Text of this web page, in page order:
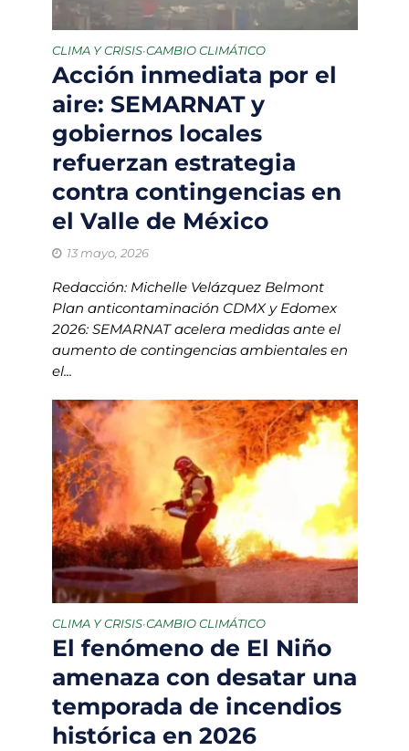
CLIMA Y CRISIS•CAMBIO CLIMÁTICO
Acción inmediata por el
aire: SEMARNAT y
gobiernos locales
refuerzan estrategia
contra contingencias en
el Valle de México
13 mayo, 2026
Redacción: Michelle Velázquez Belmont
Plan anticontaminación CDMX y Edomex
2026: SEMARNAT acelera medidas ante el
aumento de contingencias ambientales en
el...
CLIMA Y CRISIS•CAMBIO CLIMÁTICO
El fenómeno de El Niño
amenaza con desatar una
temporada de incendios
histórica en 2026